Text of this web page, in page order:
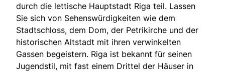
durch die lettische Hauptstadt Riga teil. Lassen
Sie sich von Sehenswürdigkeiten wie dem
Stadtschloss, dem Dom, der Petrikirche und der
historischen Altstadt mit ihren verwinkelten
Gassen begeistern. Riga ist bekannt für seinen
Jugendstil, mit fast einem Drittel der Häuser in